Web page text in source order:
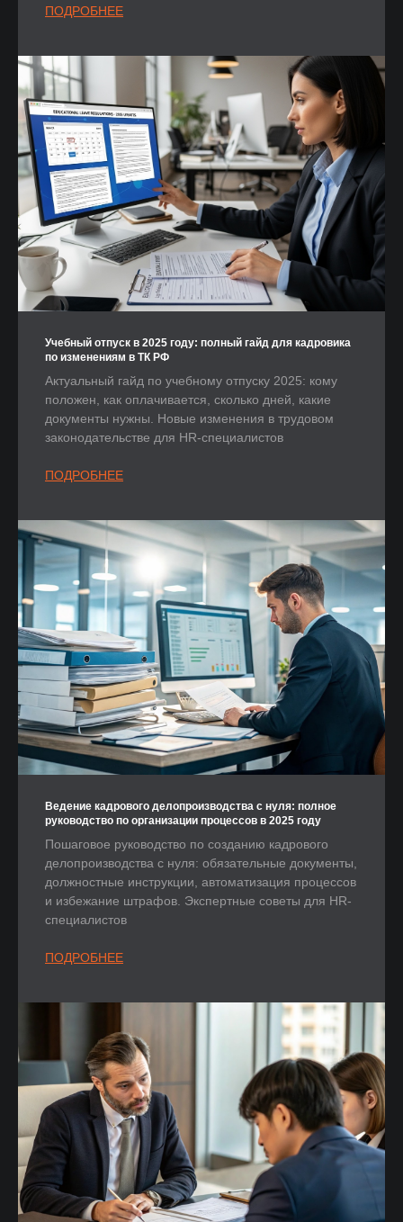
ПОДРОБНЕЕ
Учебный отпуск в 2025 году: полный гайд для кадровика
по изменениям в ТК РФ
Актуальный гайд по учебному отпуску 2025: кому
положен, как оплачивается, сколько дней, какие
документы нужны. Новые изменения в трудовом
законодательстве для HR-специалистов
ПОДРОБНЕЕ
Ведение кадрового делопроизводства с нуля: полное
руководство по организации процессов в 2025 году
Пошаговое руководство по созданию кадрового
делопроизводства с нуля: обязательные документы,
должностные инструкции, автоматизация процессов
и избежание штрафов. Экспертные советы для HR-
специалистов
ПОДРОБНЕЕ